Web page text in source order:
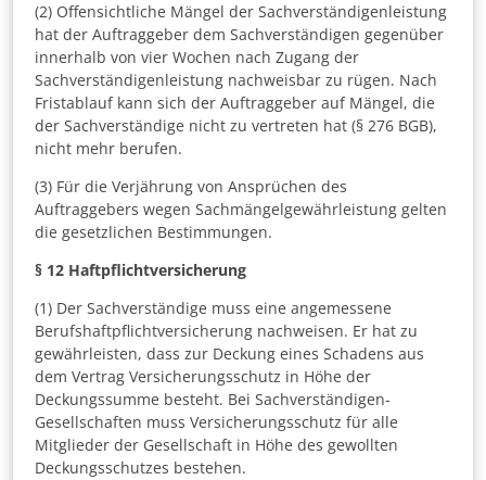
(2) Offensichtliche Mängel der Sachverständigenleistung
hat der Auftraggeber dem Sachverständigen gegenüber
innerhalb von vier Wochen nach Zugang der
Sachverständigenleistung nachweisbar zu rügen. Nach
Fristablauf kann sich der Auftraggeber auf Mängel, die
der Sachverständige nicht zu vertreten hat (§ 276 BGB),
nicht mehr berufen.
(3) Für die Verjährung von Ansprüchen des
Auftraggebers wegen Sachmängelgewährleistung gelten
die gesetzlichen Bestimmungen.
§ 12 Haftpflichtversicherung
(1) Der Sachverständige muss eine angemessene
Berufshaftpflichtversicherung nachweisen. Er hat zu
gewährleisten, dass zur Deckung eines Schadens aus
dem Vertrag Versicherungsschutz in Höhe der
Deckungssumme besteht. Bei Sachverständigen-
Gesellschaften muss Versicherungsschutz für alle
Mitglieder der Gesellschaft in Höhe des gewollten
Deckungsschutzes bestehen.